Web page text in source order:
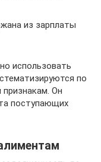
из зарплаты
использовать
по
признакам. Он
поступающих